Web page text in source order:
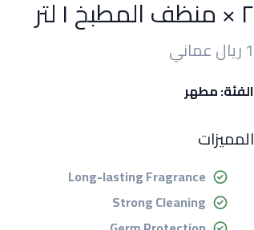
٢ × منظف المطبخ ١ لتر
1 ريال عماني
الفئة: مطهر
المميزات
Long-lasting Fragrance
Strong Cleaning